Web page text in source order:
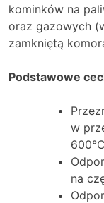
kominków na
oraz gazowych
zamkniętą
Podstawowe
w
na